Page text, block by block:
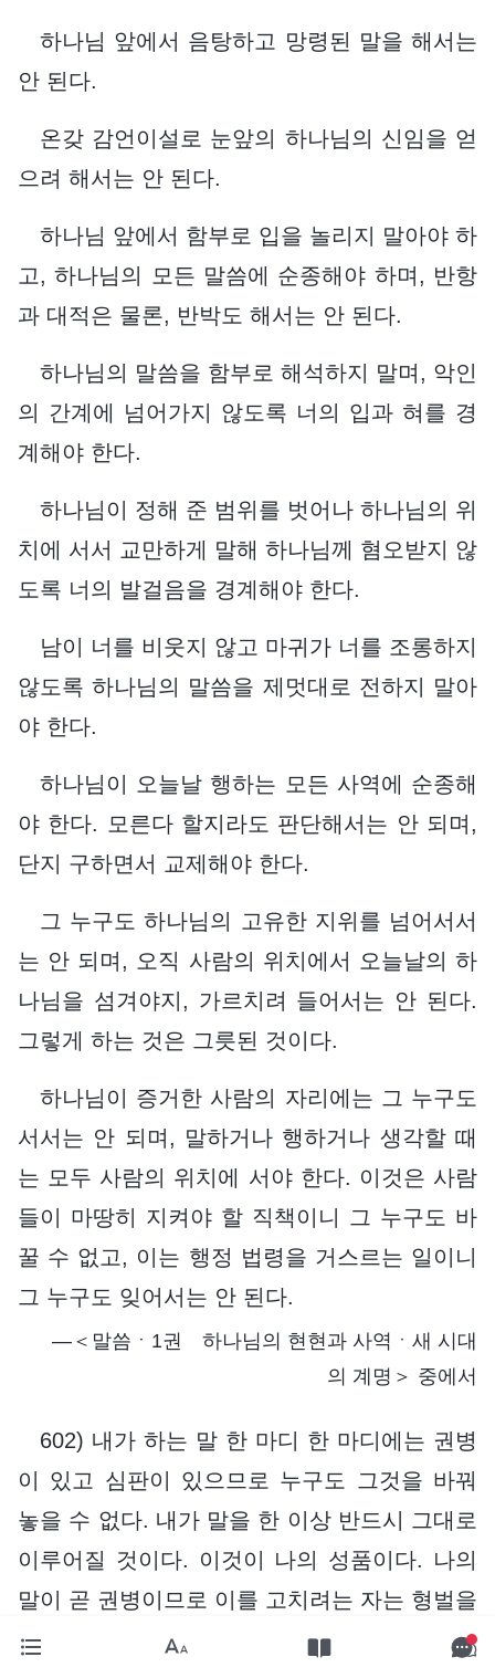
하나님 앞에서 음탕하고 망령된 말을 해서는
안 된다.
온갖 감언이설로 눈앞의 하나님의 신임을 얻
으려 해서는 안 된다.
하나님 앞에서 함부로 입을 놀리지 말아야 하
고, 하나님의 모든 말씀에 순종해야 하며, 반항
과 대적은 물론, 반박도 해서는 안 된다.
하나님의 말씀을 함부로 해석하지 말며, 악인
의 간계에 넘어가지 않도록 너의 입과 혀를 경
계해야 한다.
하나님이 정해 준 범위를 벗어나 하나님의 위
치에 서서 교만하게 말해 하나님께 혐오받지 않
도록 너의 발걸음을 경계해야 한다.
남이 너를 비웃지 않고 마귀가 너를 조롱하지
않도록 하나님의 말씀을 제멋대로 전하지 말아
야 한다.
하나님이 오늘날 행하는 모든 사역에 순종해
야 한다. 모른다 할지라도 판단해서는 안 되며,
단지 구하면서 교제해야 한다.
그 누구도 하나님의 고유한 지위를 넘어서서
는 안 되며, 오직 사람의 위치에서 오늘날의 하
나님을 섬겨야지, 가르치려 들어서는 안 된다.
그렇게 하는 것은 그릇된 것이다.
하나님이 증거한 사람의 자리에는 그 누구도
서서는 안 되며, 말하거나 행하거나 생각할 때
는 모두 사람의 위치에 서야 한다. 이것은 사람
들이 마땅히 지켜야 할 직책이니 그 누구도 바
꿀 수 없고, 이는 행정 법령을 거스르는 일이니
그 누구도 잊어서는 안 된다.
―＜말씀ㆍ1권 하나님의 현현과 사역ㆍ새 시대
의 계명＞ 중에서
602) 내가 하는 말 한 마디 한 마디에는 권병
이 있고 심판이 있으므로 누구도 그것을 바꿔
놓을 수 없다. 내가 말을 한 이상 반드시 그대로
이루어질 것이다. 이것이 나의 성품이다. 나의
말이 곧 권병이므로 이를 고치려는 자는 형벌을
거스르는 것이므로 반드시 내게 죽임 당할 것이